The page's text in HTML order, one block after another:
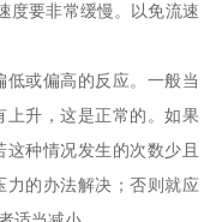
度要非常缓慢。以免流速
或偏高的反应。一般当
上升，这是正常的。如果
种情况发生的次数少且
力的办法解决；否则就应